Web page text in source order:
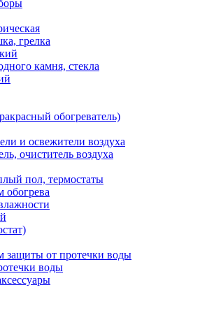
грелка
камня, стекла
обогреватель)
и освежители воздуха
очиститель воздуха
пол, термостаты
обогрева
защиты от протечки воды
воды